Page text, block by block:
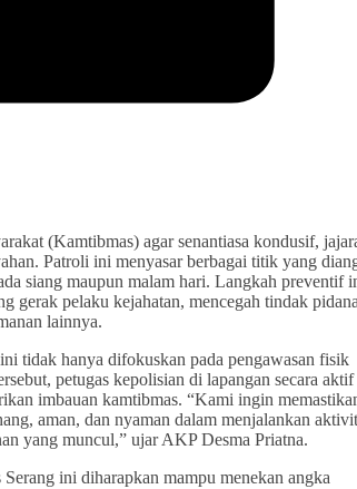
(Kamtibmas) agar senantiasa kondusif,
Patroli ini menyasar berbagai titik yang
siang maupun malam hari. Langkah preventif
gerak pelaku kejahatan, mencegah tindak pidana
lainnya.
tidak hanya difokuskan pada pengawasan fisik
petugas kepolisian di lapangan secara aktif
imbauan kamtibmas. “Kami ingin
aman, dan nyaman dalam menjalankan
yang muncul,” ujar AKP Desma Priatna.
ini diharapkan mampu menekan angka